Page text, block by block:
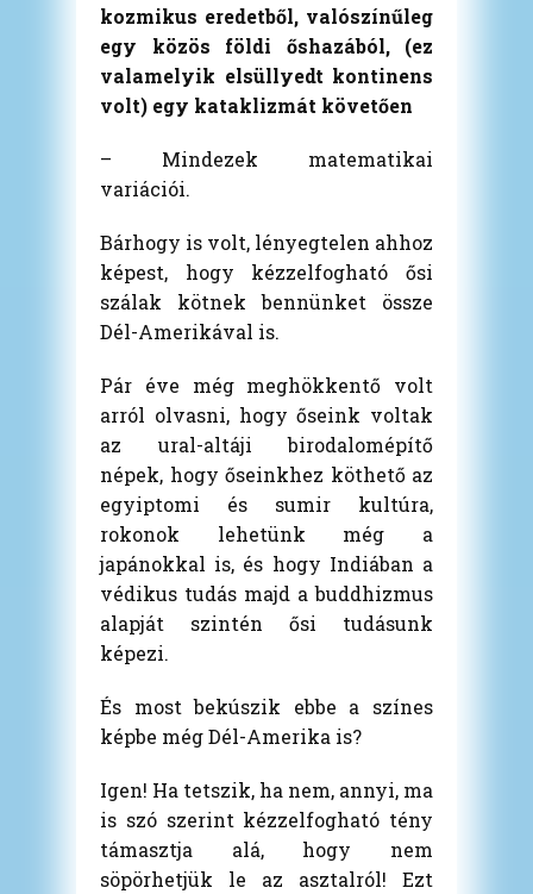
kozmikus eredetből, valószínűleg
egy közös földi őshazából, (ez
valamelyik elsüllyedt kontinens
volt) egy kataklizmát követően
– Mindezek matematikai
variációi.
Bárhogy is volt, lényegtelen ahhoz
képest, hogy kézzelfogható ősi
szálak kötnek bennünket össze
Dél-Amerikával is.
Pár éve még meghökkentő volt
arról olvasni, hogy őseink voltak
az ural-altáji birodalomépítő
népek, hogy őseinkhez köthető az
egyiptomi és sumir kultúra,
rokonok lehetünk még a
japánokkal is, és hogy Indiában a
védikus tudás majd a buddhizmus
alapját szintén ősi tudásunk
képezi.
És most bekúszik ebbe a színes
képbe még Dél-Amerika is?
Igen! Ha tetszik, ha nem, annyi, ma
is szó szerint kézzelfogható tény
támasztja alá, hogy nem
söpörhetjük le az asztalról! Ezt